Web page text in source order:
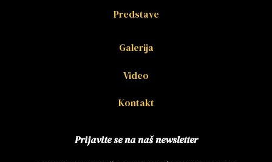
Predstave
Galerija
Video
Kontakt
Prijavite se na naš newsletter